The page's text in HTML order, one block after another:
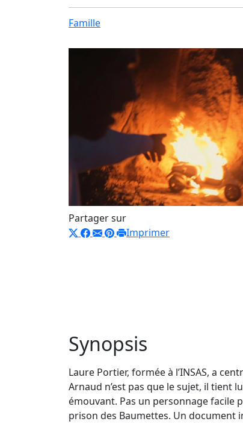
Famille
Partager sur
Imprimer
Synopsis
Laure Portier, formée à l’INSAS, a
Arnaud n’est pas que le sujet, il tient
émouvant. Pas un personnage facile
prison des Baumettes. Un